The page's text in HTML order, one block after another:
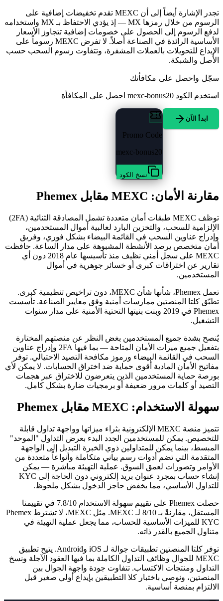
تجدر الإشارة أيضاً إلى أن MEXC تقدم تخفيضات إضافية على
الرسوم من خلال رمزها MX — إذ يؤدي الاحتفاظ بـ MX واستخدامه
لدفع الرسوم إلى الحصول على خصومات إضافية تتجاوز الأسعار
الأساسية الرائدة في الصناعة أصلاً. لا تفرض MEXC رسوماً على
الإيداع للتحويلات بالعملات المشفرة، وتتفاوت رسوم السحب حسب
الأصل والشبكة.
سجّل واحصل على مكافأتك
استخدم الكود mexc-bonus20 احصل على المكافأة
ابدأ الآن
Promo Code
mexc-bonus20
نسخ الكود
مقارنة الأمان: MEXC مقابل Phemex
توظف MEXC طبقات أمان متعددة تشمل المصادقة الثنائية (2FA)
الإلزامية للسحب، والتخزين البارد لغالبية أموال المستخدمين،
وإدراج عناوين السحب في القائمة البيضاء بشكل فوري، وفريق
أمان متخصص يرصد الأنشطة المشبوهة على مدار الساعة. حافظت
MEXC على سجل أمني نظيف منذ تأسيسها عام 2018 دون أي
تقارير عن اختراقات كبرى أو خسائر جوهرية في أموال
المستخدمين.
تعمل Phemex، شأنها شأن MEXC، دون تراخيص تنظيمية كبرى.
تطبّق كلتا المنصتين ممارسات أمنية وفق معايير الصناعة. تأسست
Phemex في 2019 وبنت بنيتها التحتية الأمنية على مدار سنوات
التشغيل.
يُنصح بشدة جميع المستخدمين بغض النظر عن منصتهم المختارة
بتفعيل جميع ميزات الأمان المتاحة — بما فيها 2FA وإدراج عناوين
السحب في القائمة البيضاء ورموز مكافحة التصيد الاحتيالي. توفر
مفاتيح الأمان المادية أقوى حماية ضد اختراق الحسابات. لا يمكن لأي
بورصة حماية المستخدمين الذين يتعرضون للاختراق عبر هجمات
التصيد أو كلمات مرور ضعيفة أو برمجيات ضارة بشكل كامل.
سهولة الاستخدام: MEXC مقابل Phemex
تتميز منصة MEXC الإلكترونية بثراء ميزاتها وواجهة تداول قابلة
للتخصيص. يمكن للمستخدمين الجدد البدء بعرض التداول "الموحد"
المبسط، بينما يمكن للمتداولين ذوي الخبرة التبديل إلى الواجهة
المتقدمة التي تضم أدوات رسم بياني متكاملة وأنواعاً متعددة من
الأوامر وتصورات لعمق السوق. عملية التهيئة مباشرة — يمكن
إنشاء حساب بمجرد عنوان بريد إلكتروني دون الحاجة إلى KYC
للتداول الأساسي، مما يخفض حاجز الدخول بشكل ملحوظ.
حصلت Phemex على تقييم سهولة الاستخدام 7.8/10 في تقييمنا
المستقل، مقارنةً بـ 8/10 لـ MEXC.
مثل MEXC، لا تشترط Phemex
KYC للميزات الأساسية للحساب، مما يجعل عملية التهيئة في
متناول الجميع بالقدر ذاته.
توفر كلتا المنصتين تطبيقات جوالة لـ iOS وAndroid. يتيح تطبيق
MEXC للجوال وظائف التداول الكاملة بما فيها العقود الآجلة ونسخ
التداول ومنتجات الاكتساب. تتفاوت جودة واجهة الجوال بين
المنصتين، ونوصي باختبار كلا التطبيقين بإيداع أولي صغير قبل
الالتزام بمنصة أساسية.